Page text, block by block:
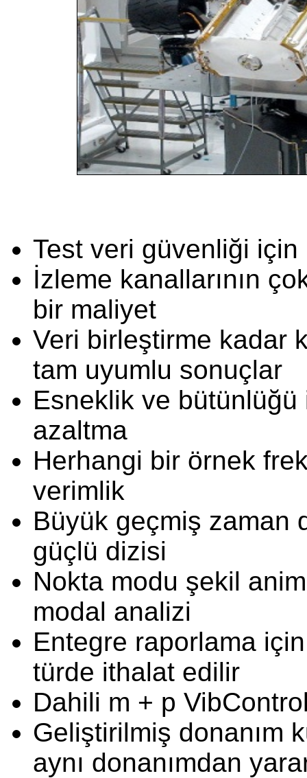
Test veri güvenliği için
İzleme kanallarının
bir maliyet
Veri birleştirme kadar
tam uyumlu sonuçlar
Esneklik ve bütünlüğü
azaltma
Herhangi bir örnek
verimlik
Büyük geçmiş zaman
güçlü dizisi
Nokta modu şekil
modal analizi
Entegre raporlama
türde ithalat edilir
Dahili m + p
Geliştirilmiş donanım
aynı donanımdan